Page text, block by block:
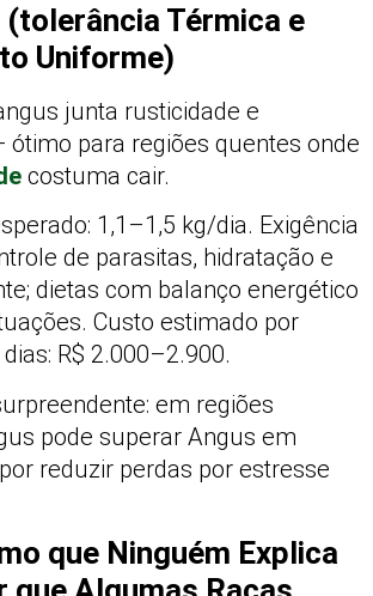
(tolerância Térmica e
Uniforme)
junta rusticidade e
para regiões quentes onde
costuma cair.
1,1–1,5 kg/dia. Exigência
de parasitas, hidratação e
dietas com balanço energético
Custo estimado por
R$ 2.000–2.900.
em regiões
pode superar Angus em
reduzir perdas por estresse
que Ninguém Explica